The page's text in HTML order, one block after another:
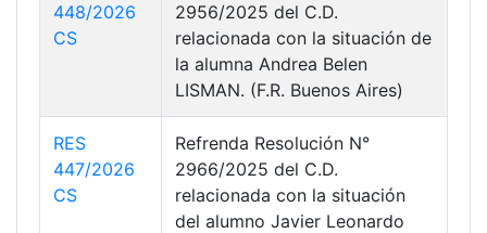
448/2026
CS
2956/2025 del C.D.
relacionada con la situación de
la alumna Andrea Belen
LISMAN. (F.R. Buenos Aires)
RES
447/2026
CS
Refrenda Resolución N°
2966/2025 del C.D.
relacionada con la situación
del alumno Javier Leonardo